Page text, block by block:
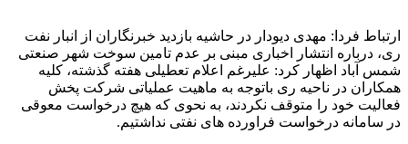
ارتباط فردا: مهدی دیودار در حاشیه بازدید خبرنگاران از انبار نفت
ری، درباره انتشار اخباری مبنی بر عدم تامین‌ سوخت شهر صنعتی
شمس آباد اظهار کرد: علیرغم اعلام تعطیلی هفته گذشته، کلیه
همکاران در ناحیه ری باتوجه به ماهیت عملیاتی شرکت پخش
فعالیت خود را متوقف نکردند، به نحوی که هیچ درخواست معوقی
در سامانه درخواست فراورده های نفتی نداشتیم.